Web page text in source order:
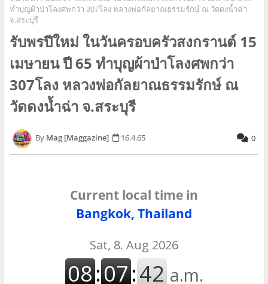
ทำบุญผ้าป่าโลงศพกว่า 307โลง หลวงพ่อกัลยาณธรรมรักษ์ ณ วัดดงน้ำฉ่า
จ.สระบุรี
รับพรปีใหม่ ในวันครอบครัวสงกรานต์ 15
เมษายน ปี 65 ทำบุญผ้าป่าโลงศพกว่า
307โลง หลวงพ่อกัลยาณธรรมรักษ์ ณ
วัดดงน้ำฉ่า จ.สระบุรี
Mag [Maggazine] 16.4.65 0
Current local time in
Bangkok, Thailand